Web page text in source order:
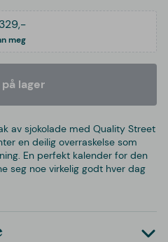
329,-
meg
lager
av sjokolade med Quality Street
en deilig overraskelse som
En perfekt kalender for den
seg noe virkelig godt hver dag